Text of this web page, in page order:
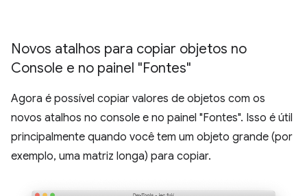
Novos atalhos para copiar objetos no
Console e no painel "Fontes"
Agora é possível copiar valores de objetos com os
novos atalhos no console e no painel "Fontes". Isso é útil
principalmente quando você tem um objeto grande (por
exemplo, uma matriz longa) para copiar.